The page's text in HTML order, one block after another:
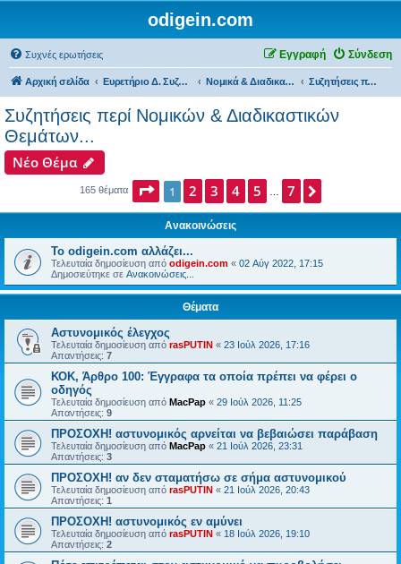
odigein.com
Συχνές ερωτήσεις Σύνδεση
Εγγραφή
Αρχική σελίδα Ευρετήριο Δ. Συζήτησης Νομικά & Διαδικαστικά θέματα, Καταγγελίες & Παράπονα... Συζητήσεις περί Νομικών & Διαδικαστικών Θεμάτων...
Συζητήσεις περί Νομικών & Διαδικαστικών
Θεμάτων...
Νέο Θέμα
165 θέματα Σελίδα 1από
1 2 3 4 5 7
Ανακοινώσεις
Το odigein.com αλλάζει...
Τελευταία δημοσίευση από odigein.com « 02 Αύγ 2022, 17:15
Δημοσιεύτηκε σε Ανακοινώσεις...
Θέματα
Αστυνομικός έλεγχος
Τελευταία δημοσίευση από rasPUTIN « 23 Ιούλ 2026, 17:16
Απαντήσεις: 7
ΚΟΚ, Άρθρο 100: Έγγραφα τα οποία πρέπει να φέρει ο
οδηγός
Τελευταία δημοσίευση από MacPap « 29 Ιούλ 2026, 11:25
Απαντήσεις: 9
ΠΡΟΣΟΧΗ! αστυνομικός αρνείται να βεβαιώσει παράβαση
Τελευταία δημοσίευση από MacPap « 21 Ιούλ 2026, 23:31
Απαντήσεις: 3
ΠΡΟΣΟΧΗ! αν δεν σταματήσω σε σήμα αστυνομικού
Τελευταία δημοσίευση από rasPUTIN « 21 Ιούλ 2026, 20:43
Απαντήσεις: 1
ΠΡΟΣΟΧΗ! αστυνομικός εν αμύνει
Τελευταία δημοσίευση από rasPUTIN « 18 Ιούλ 2026, 19:10
Απαντήσεις: 2